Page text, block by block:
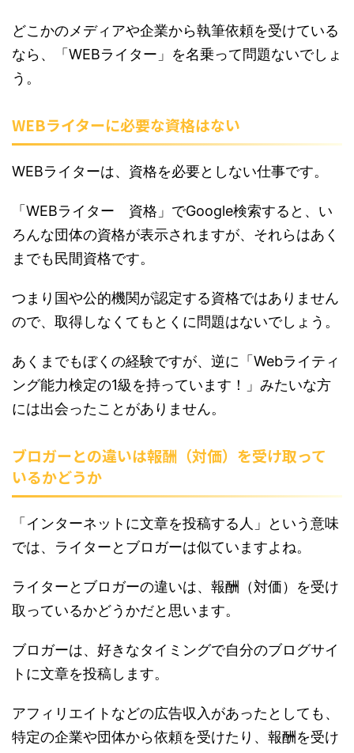
どこかのメディアや企業から執筆依頼を受けている
なら、「WEBライター」を名乗って問題ないでしょ
う。
WEBライターに必要な資格はない
WEBライターは、資格を必要としない仕事です。
「WEBライター 資格」でGoogle検索すると、い
ろんな団体の資格が表示されますが、それらはあく
までも民間資格です。
つまり国や公的機関が認定する資格ではありません
ので、取得しなくてもとくに問題はないでしょう。
あくまでもぼくの経験ですが、逆に「Webライティ
ング能力検定の1級を持っています！」みたいな方
には出会ったことがありません。
ブロガーとの違いは報酬（対価）を受け取って
いるかどうか
「インターネットに文章を投稿する人」という意味
では、ライターとブロガーは似ていますよね。
ライターとブロガーの違いは、報酬（対価）を受け
取っているかどうかだと思います。
ブロガーは、好きなタイミングで自分のブログサイ
トに文章を投稿します。
アフィリエイトなどの広告収入があったとしても、
特定の企業や団体から依頼を受けたり、報酬を受け